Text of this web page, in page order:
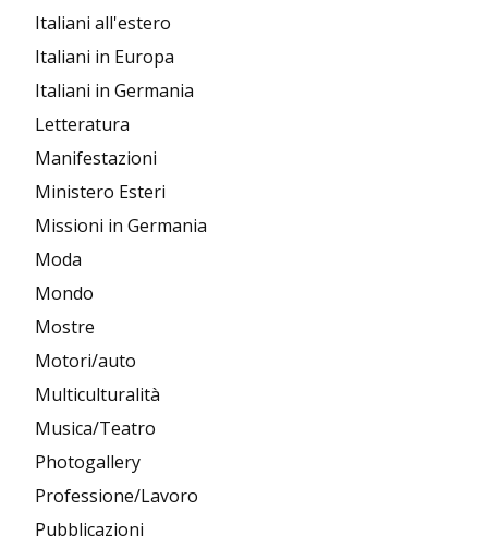
Italiani all'estero
Italiani in Europa
Italiani in Germania
Letteratura
Manifestazioni
Ministero Esteri
Missioni in Germania
Moda
Mondo
Mostre
Motori/auto
Multiculturalità
Musica/Teatro
Photogallery
Professione/Lavoro
Pubblicazioni